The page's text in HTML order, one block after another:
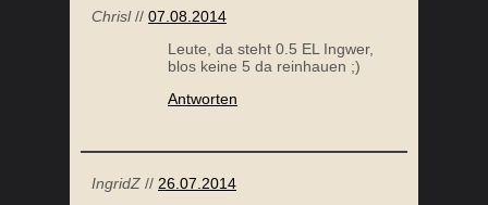
Chrisl// 07.08.2014
Leute, da steht 0.5 EL Ingwer,
blos keine 5 da reinhauen ;)
Antworten
IngridZ // 26.07.2014